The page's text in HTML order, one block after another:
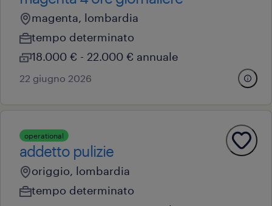
magenta, lombardia
tempo determinato
18.000 € - 22.000 € annuale
22 giugno 2026
operational
addetto pulizie
origgio, lombardia
tempo determinato